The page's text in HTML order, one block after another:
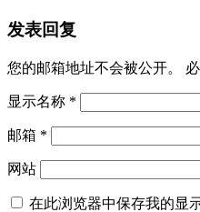
发表回复
您的邮箱地址不会被公开。
显示名称 *
邮箱 *
网站
在此浏览器中保存我的显